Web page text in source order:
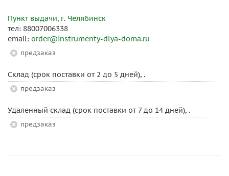
Пункт выдачи, г. Челябинск
тел: 88007006338
email: order@instrumenty-dlya-doma.ru
Предзаказ
Склад (срок поставки от 2 до 5 дней), .
Предзаказ
Удаленный склад (срок поставки от 7 до 14 дней), .
Предзаказ